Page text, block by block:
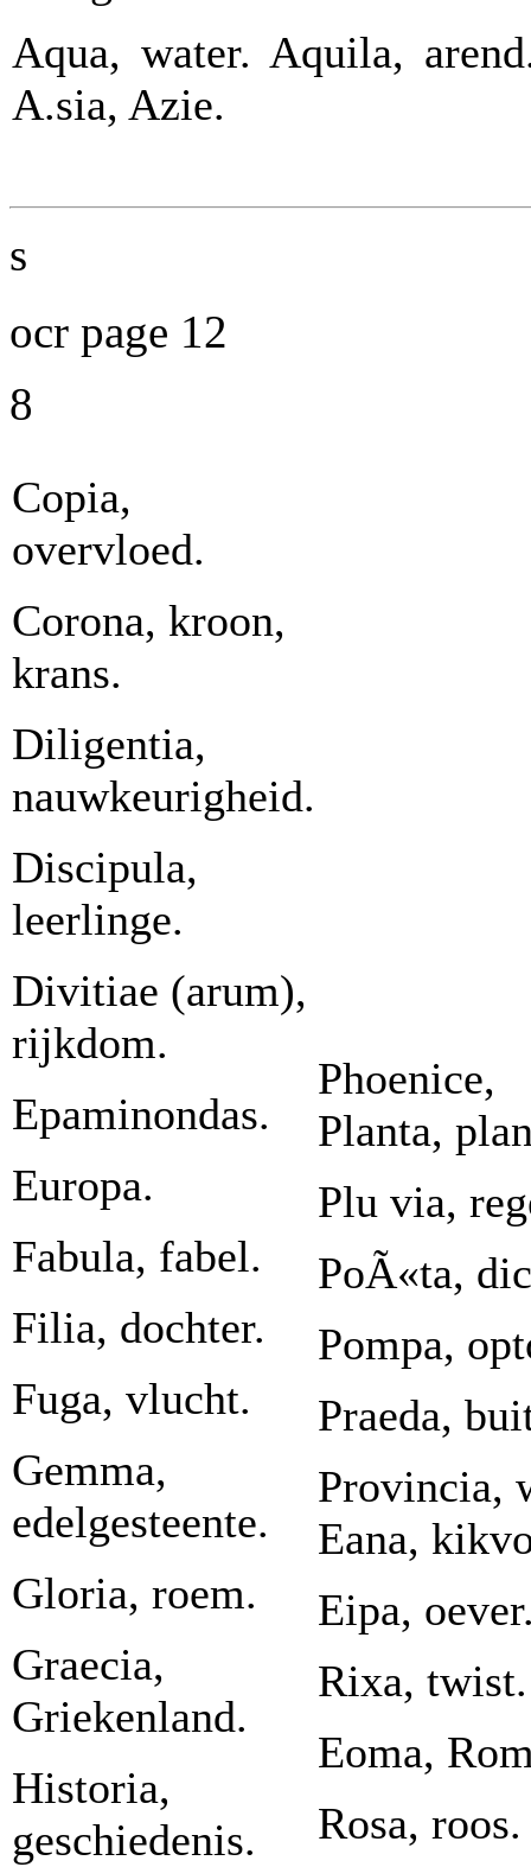
Aqua, water. Aquila,
A.sia, Azie.
s
ocr page 12
8
Copia,
overvloed.
Corona, kroon,
krans.
Diligentia,
nauwkeurigheid.
Discipula,
leerlinge.
Divitiae (arum),
rijkdom.
Epaminondas.
Europa.
Fabula, fabel.
Filia, dochter.
Fuga, vlucht.
Gemma,
edelgesteente.
Gloria, roem.
Graecia,
Griekenland.
Historia,
geschiedenis.
Planta,
Plu via,
PoÃ«ta,
Pompa,
Praeda,
Provincia,
Eana,
Eipa,
Rixa, twist.
Eoma,
Rosa, roos.